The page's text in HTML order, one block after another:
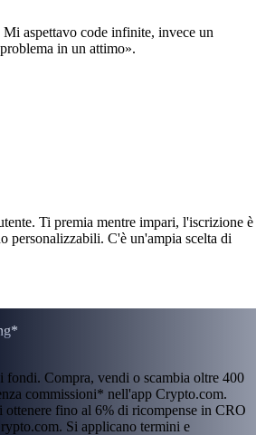
aspettavo code infinite, invece un
in un attimo».
Ti premia mentre impari, l'iscrizione è
personalizzabili. C'è un'ampia scelta di
fondi. Compra, vendi o scambia oltre 400
commissioni* nell'app Crypto.com.
fino al 6% di ricompense in CRO
Si applicano termini e